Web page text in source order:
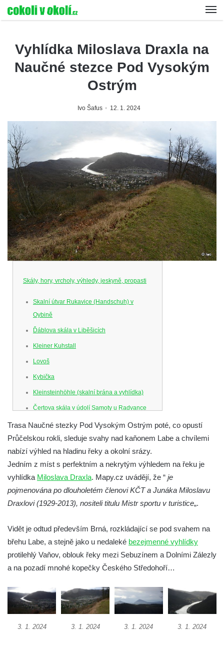
Vyhlídka Miloslava Draxla na
Naučné stezce Pod Vysokým
Ostrým
Ivo Šafus 12. 1. 2024
Skály, hory, vrcholy, výhledy, jeskyně, propasti
Skalní útvar Rukavice (Handschuh) v
Oybině
Ďáblova skála v Liběšicích
Kleiner Kuhstall
Lovoš
Kybička
Kleinsteinhöhle (skalní brána a vyhlídka)
Čertova skála v údolí Samoty u Radvance
Skalní branka pod rozhlednou Čáp v
Teplických skalách
Schodiště pod rozhlednou Čáp v Teplických
skalách
Vyhlídka Lokomotiva v Teplických skalách
Kamenná brána v Broumovských stěnách
Vyhlídkové místo na cestě k vyhlídce
Koruna v Broumovských stěnách
Skalní útvar Čertovo sedlo v Broumovských
stěnách
Kamenná ZOO – Želva II.
Kamenná ZOO – Želva I.
Kamenná ZOO – Velbloud
Trasa Naučné stezky Pod Vysokým Ostrým poté, co opustí
Průčelskou rokli, sleduje svahy nad kaňonem Labe a chvílemi
nabízí výhled na hladinu řeky a okolní srázy.
Jedním z míst s perfektním a nekrytým výhledem na řeku je
vyhlídka Miloslava Draxla. Mapy.cz uvádějí, že “ je
pojmenována po dlouholetém členovi KČT a Junáka Miloslavu
Draxlovi (1929-2013), nositeli titulu Mistr sportu v turistice„.
Vidět je odtud především Brná, rozkládající se pod svahem na
břehu Labe, a stejně jako u nedaleké bezejmenné vyhlídky
protilehlý Vaňov, oblouk řeky mezi Sebuzínem a Dolními Zálezly
a na pozadí mnohé kopečky Českého Středohoří…
3. 1. 2024 3. 1. 2024 3. 1. 2024 3. 1. 2024